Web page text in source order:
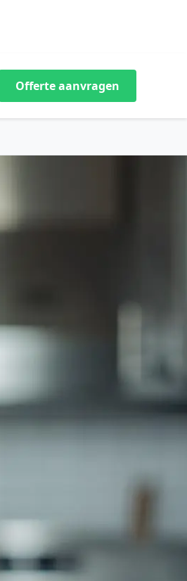
Offerte aanvragen